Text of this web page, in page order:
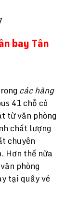
bay Tân
các hãng
41 chỗ có
từ văn phòng
chất lượng
chuyên
Hơn thế nữa
phòng
tại quầy vé